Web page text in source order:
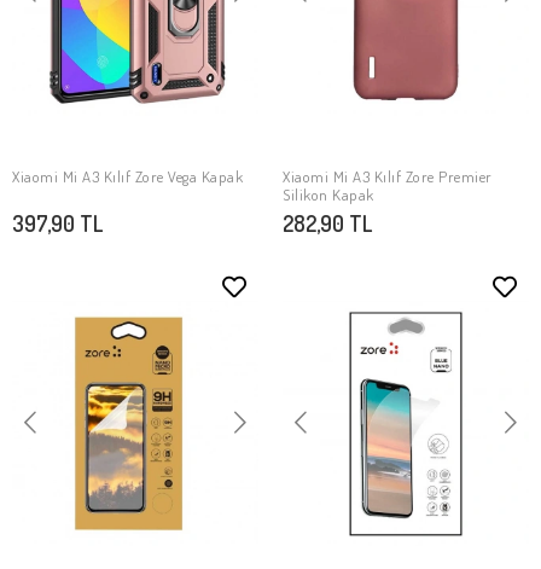
SEPETE EKLE
Xiaomi Mi A3 Kılıf Zore Vega Kapak
397,90 TL
SEPETE EKLE
Xiaomi Mi A3 Kılıf Zore Premier
Silikon Kapak
282,90 TL